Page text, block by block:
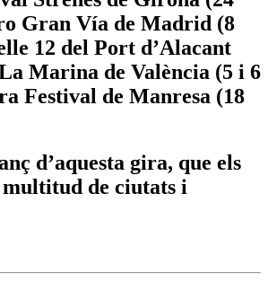
Gran Vía de Madrid (8
12 del Port d’Alacant
Marina de València (5 i 6
Festival de Manresa (18
d’aquesta gira, que els
de ciutats i